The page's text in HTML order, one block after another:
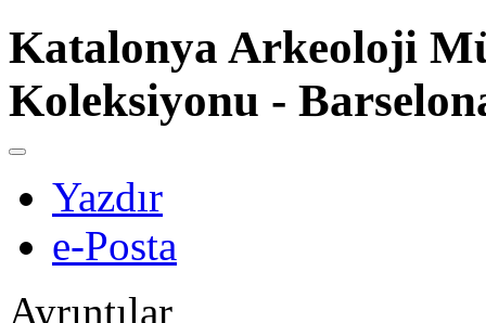
Katalonya Arkeoloji
Koleksiyonu -
Yazdır
e-Posta
Ayrıntılar